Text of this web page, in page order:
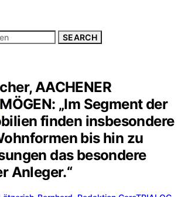
SEARCH
AACHENER
„Im Segment der
finden insbesondere
bis hin zu
das besondere
Anleger.“